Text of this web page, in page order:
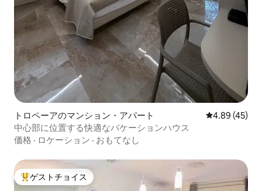
トロペーアのマンション・アパート レビュー45
4.89 (45)
中心部に位置する快適なバケーションハウス
価格 · ロケーション · おもてなし
大好評のゲストチョイスです。
ゲストチョイス